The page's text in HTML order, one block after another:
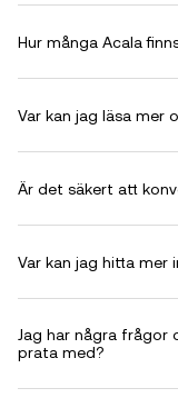
Hur många Acala
Var kan jag läsa mer
Är det säkert att
Var kan jag hitta mer
Jag har några frågor
prata med?